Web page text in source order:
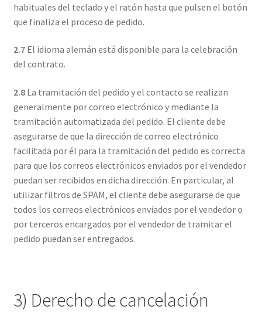
habituales del teclado y el ratón hasta que pulsen el botón
que finaliza el proceso de pedido.
2.7El idioma alemán está disponible para la celebración
del contrato.
2.8La tramitación del pedido y el contacto se realizan
generalmente por correo electrónico y mediante la
tramitación automatizada del pedido. El cliente debe
asegurarse de que la dirección de correo electrónico
facilitada por él para la tramitación del pedido es correcta
para que los correos electrónicos enviados por el vendedor
puedan ser recibidos en dicha dirección. En particular, al
utilizar filtros de SPAM, el cliente debe asegurarse de que
todos los correos electrónicos enviados por el vendedor o
por terceros encargados por el vendedor de tramitar el
pedido puedan ser entregados.
3) Derecho de cancelación